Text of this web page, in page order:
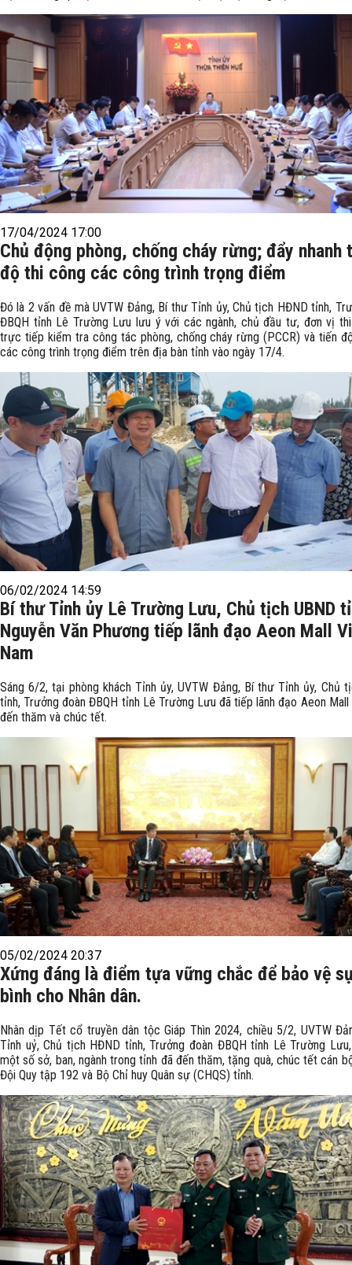
17/04/2024 17:00
Chủ động phòng, chống cháy rừng; đẩy nhanh
độ thi công các công trình trọng điểm
Đó là 2 vấn đề mà UVTW Đảng, Bí thư Tỉnh ủy, Chủ tịch HĐND tỉnh,
ĐBQH tỉnh Lê Trường Lưu lưu ý với các ngành, chủ đầu tư, đơn vị
trực tiếp kiểm tra công tác phòng, chống cháy rừng (PCCR) và tiến
các công trình trọng điểm trên địa bàn tỉnh vào ngày 17/4.
06/02/2024 14:59
Bí thư Tỉnh ủy Lê Trường Lưu, Chủ tịch UBND
Nguyễn Văn Phương tiếp lãnh đạo Aeon Mall
Nam
Sáng 6/2, tại phòng khách Tỉnh ủy, UVTW Đảng, Bí thư Tỉnh ủy, Chủ
tỉnh, Trưởng đoàn ĐBQH tỉnh Lê Trường Lưu đã tiếp lãnh đạo Aeon
đến thăm và chúc tết.
05/02/2024 20:37
Xứng đáng là điểm tựa vững chắc để bảo vệ
bình cho Nhân dân.
Nhân dịp Tết cổ truyền dân tộc Giáp Thìn 2024, chiều 5/2, UVTW
Tỉnh uỷ, Chủ tịch HĐND tỉnh, Trưởng đoàn ĐBQH tỉnh Lê Trường
một số sở, ban, ngành trong tỉnh đã đến thăm, tặng quà, chúc tết cán
Đội Quy tập 192 và Bộ Chỉ huy Quân sự (CHQS) tỉnh.